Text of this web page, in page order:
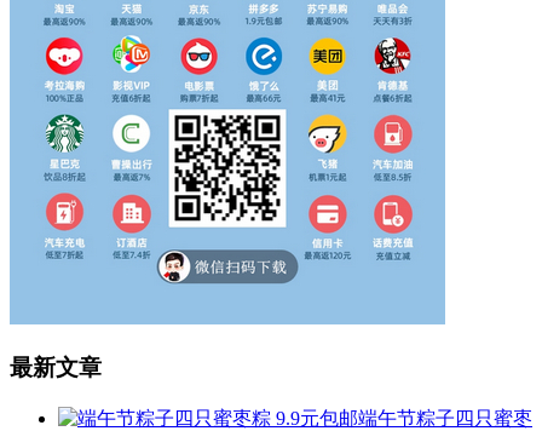
最新文章
端午节粽子四只蜜枣